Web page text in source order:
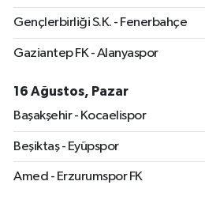
Gençlerbirliği S.K. - Fenerbahçe
Gaziantep FK - Alanyaspor
16 Ağustos, Pazar
Başakşehir - Kocaelispor
Beşiktaş - Eyüpspor
Amed - Erzurumspor FK